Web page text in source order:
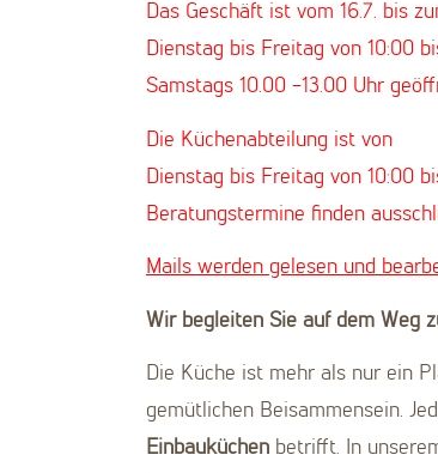
Das Geschäft ist vom 16.7. bis
Dienstag bis Freitag von 10:00
Samstags 10.00 -13.00 Uhr
Die Küchenabteilung ist von
Dienstag bis Freitag von 10:00
Beratungstermine finden
Mails werden gelesen und
Wir begleiten Sie auf dem Weg
Die Küche ist mehr als nur ein
gemütlichen Beisammensein.
Einbauküchen betrifft. In